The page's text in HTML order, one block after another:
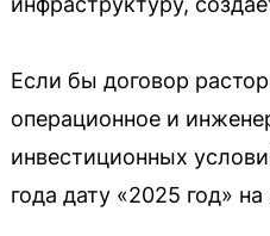
Если бы договор
операционное и
инвестиционных
года дату «2025 год» на